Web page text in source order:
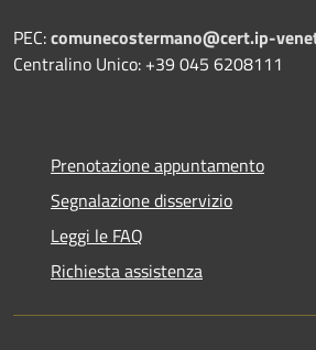
PEC:comunecostermano@cert.ip-
Centralino Unico: +39 045 6208111
Prenotazione appuntamento
Segnalazione disservizio
Leggi le FAQ
Richiesta assistenza